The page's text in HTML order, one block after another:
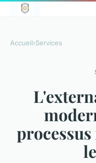
Accueil›Services